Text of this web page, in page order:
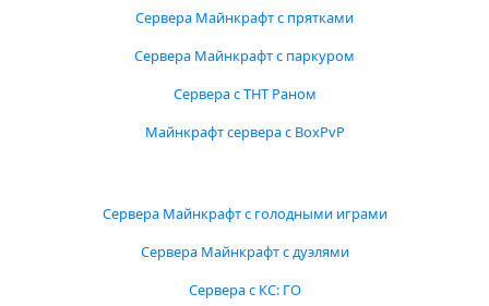
Сервера Майнкрафт с прятками
Сервера Майнкрафт с паркуром
Сервера с ТНТ Раном
Майнкрафт сервера с BoxPvP
Сервера Майнкрафт с голодными играми
Сервера Майнкрафт с дуэлями
Сервера с КС: ГО